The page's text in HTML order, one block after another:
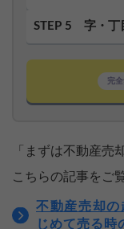
STEP 5 字・丁
完
「まずは不動産売
こちらの記事をご
不動産売却
じめて売る時